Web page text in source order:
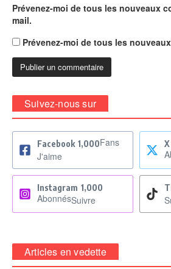
Prévenez-moi de tous les nouveaux
mail.
Prévenez-moi de tous les
Suivez-nous sur
Facebook 1,000Fans
J'aime
Instagram 1,000
AbonnésSuivre
Articles en vedette